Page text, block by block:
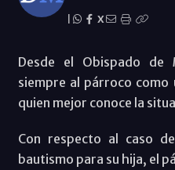
X
Desde el Obispado de
siempre al párroco
quien mejor conoce la
Con respecto al caso
bautismo para su hija, el